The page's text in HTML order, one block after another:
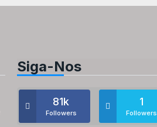
Siga-Nos
81k
Followers
1
Followers